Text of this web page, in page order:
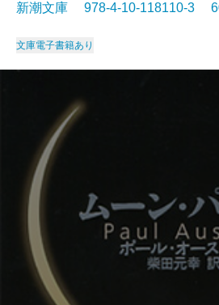
新潮文庫 978-4-10-118110-3
文庫電子書籍あり